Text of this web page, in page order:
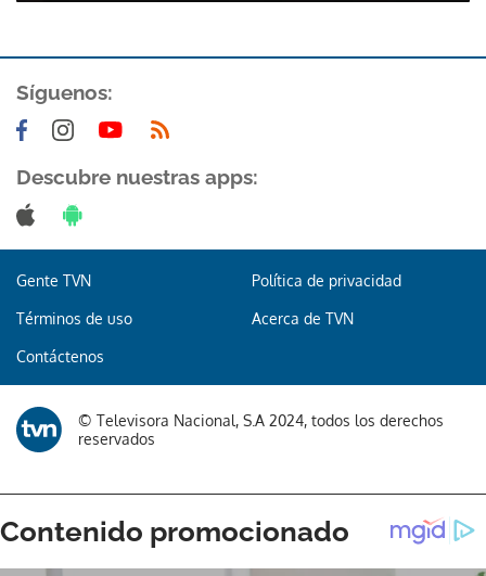
Gracias por suscribirte a nuestro boletín.
ACEPTAR
Síguenos:
Descubre nuestras apps:
Gente TVN Política de privacidad
Términos de uso Acerca de TVN
Contáctenos
© Televisora Nacional, S.A 2024, todos los derechos
reservados